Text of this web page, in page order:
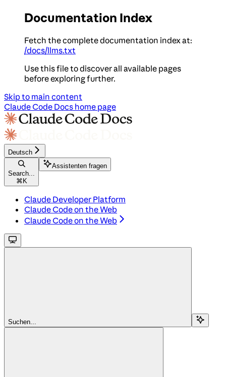
Documentation Index
Fetch the complete documentation index at:
/docs/llms.txt
Use this file to discover all available pages
before exploring further.
Skip to main content
Claude Code Docs home page
Deutsch
Search...
⌘ K
Assistenten fragen
Claude Developer Platform
Claude Code on the Web
Claude Code on the Web
Suchen...